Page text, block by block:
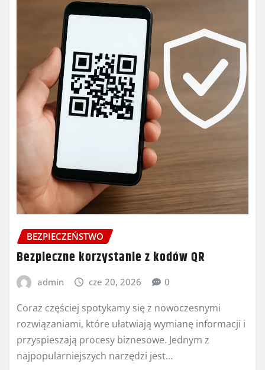
BEZPIECZEŃSTWO
Bezpieczne korzystanie z kodów QR
admin cze 20, 2026 0
Coraz częściej spotykamy się z nowoczesnymi
rozwiązaniami, które ułatwiają wymianę informacji i
przyspieszają procesy biznesowe. Jednym z
najpopularniejszych narzędzi jest…